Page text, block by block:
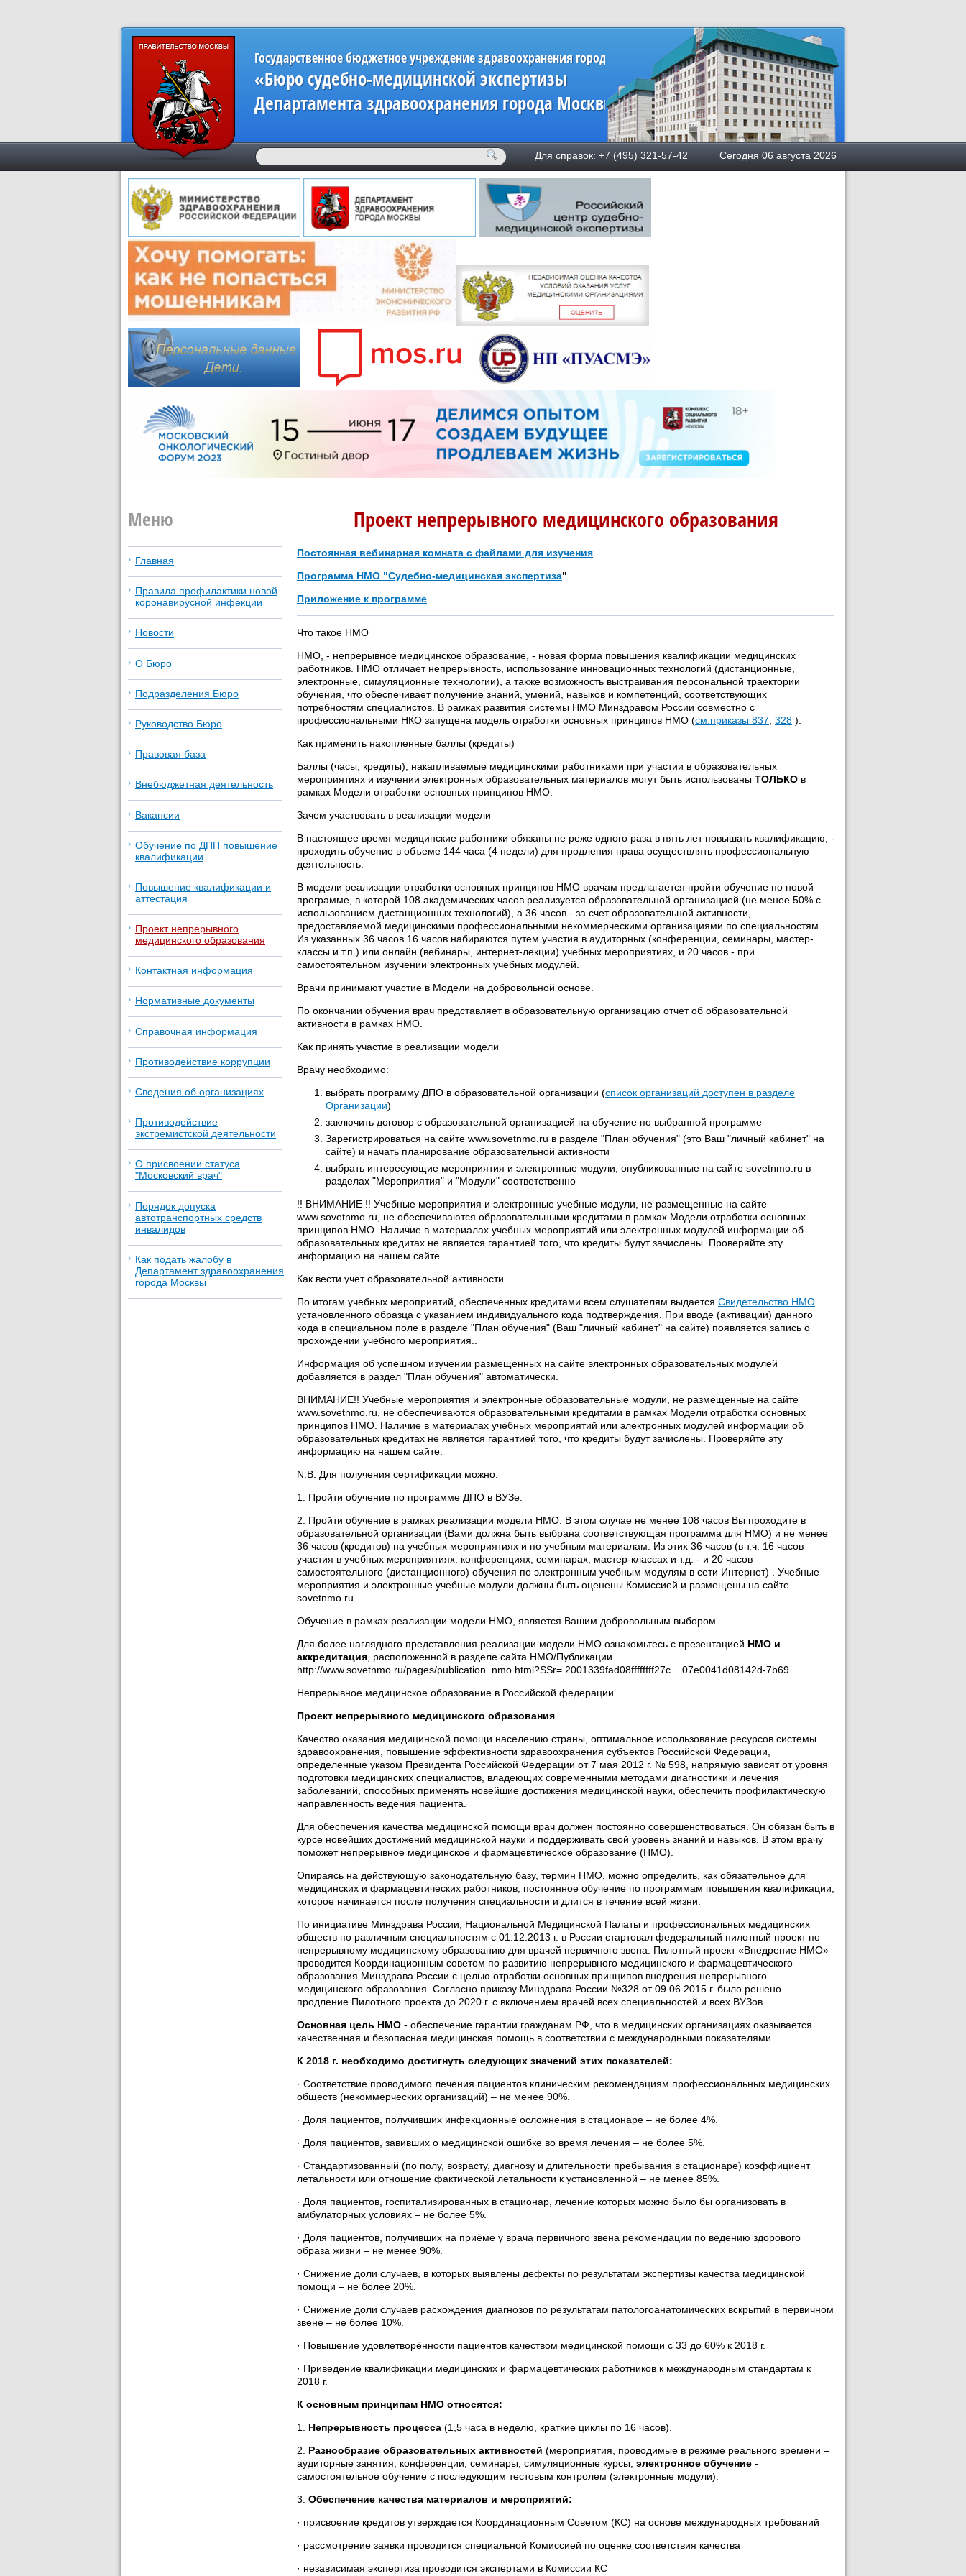
Государственное бюджетное учреждение здравоохранения города Москвы
«Бюро судебно-медицинской экспертизы
Департамента здравоохранения города Москвы»
Для справок: +7 (495) 321-57-42 Сегодня 06 августа 2026
Проект непрерывного медицинского образования
Постоянная вебинарная комната с файлами для изучения
Программа НМО "Судебно-медицинская экспертиза"
Приложение к программе
Что такое НМО
НМО, - непрерывное медицинское образование, - новая форма повышения квалификации медицинских
работников. НМО отличает непрерывность, использование инновационных технологий (дистанционные,
электронные, симуляционные технологии), а также возможность выстраивания персональной траектории
обучения, что обеспечивает получение знаний, умений, навыков и компетенций, соответствующих
потребностям специалистов. В рамках развития системы НМО Минздравом России совместно с
профессиональными НКО запущена модель отработки основных принципов НМО (см.приказы 837 328 ).
Как применить накопленные баллы (кредиты)
Баллы (часы, кредиты), накапливаемые медицинскими работниками при участии в образовательных
мероприятиях и изучении электронных образовательных материалов могут быть использованы ТОЛЬКО в
рамках Модели отработки основных принципов НМО.
Зачем участвовать в реализации модели
В настоящее время медицинские работники обязаны не реже одного раза в пять лет повышать квалификацию, -
проходить обучение в объеме 144 часа (4 недели) для продления права осуществлять профессиональную
деятельность.
В модели реализации отработки основных принципов НМО врачам предлагается пройти обучение по новой
программе, в которой 108 академических часов реализуется образовательной организацией (не менее 50% с
использованием дистанционных технологий), а 36 часов - за счет образовательной активности,
предоставляемой медицинскими профессиональными некоммерческими организациями по специальностям.
Из указанных 36 часов 16 часов набираются путем участия в аудиторных (конференции, семинары, мастер-
классы и т.п.) или онлайн (вебинары, интернет-лекции) учебных мероприятиях, и 20 часов - при
самостоятельном изучении электронных учебных модулей.
Врачи принимают участие в Модели на добровольной основе.
По окончании обучения врач представляет в образовательную организацию отчет об образовательной
активности в рамках НМО.
Как принять участие в реализации модели
Врачу необходимо:
выбрать программу ДПО в образовательной организации (список организаций доступен в разделе
Организации)
заключить договор с образовательной организацией на обучение по выбранной программе
Зарегистрироваться на сайте www.sovetnmo.ru в разделе "План обучения" (это Ваш "личный кабинет" на
сайте) и начать планирование образовательной активности
выбрать интересующие мероприятия и электронные модули, опубликованные на сайте sovetnmo.ru в
разделах "Мероприятия" и "Модули" соответственно
!! ВНИМАНИЕ !! Учебные мероприятия и электронные учебные модули, не размещенные на сайте
www.sovetnmo.ru, не обеспечиваются образовательными кредитами в рамках Модели отработки основных
принципов НМО. Наличие в материалах учебных мероприятий или электронных модулей информации об
образовательных кредитах не является гарантией того, что кредиты будут зачислены. Проверяйте эту
информацию на нашем сайте.
Как вести учет образовательной активности
По итогам учебных мероприятий, обеспеченных кредитами всем слушателям выдается Свидетельство НМО
установленного образца с указанием индивидуального кода подтверждения. При вводе (активации) данного
кода в специальном поле в разделе "План обучения" (Ваш "личный кабинет" на сайте) появляется запись о
прохождении учебного мероприятия..
Информация об успешном изучении размещенных на сайте электронных образовательных модулей
добавляется в раздел "План обучения" автоматически.
ВНИМАНИЕ!! Учебные мероприятия и электронные образовательные модули, не размещенные на сайте
www.sovetnmo.ru, не обеспечиваются образовательными кредитами в рамках Модели отработки основных
принципов НМО. Наличие в материалах учебных мероприятий или электронных модулей информации об
образовательных кредитах не является гарантией того, что кредиты будут зачислены. Проверяйте эту
информацию на нашем сайте.
N.B. Для получения сертификации можно:
1. Пройти обучение по программе ДПО в ВУЗе.
2. Пройти обучение в рамках реализации модели НМО. В этом случае не менее 108 часов Вы проходите в
образовательной организации (Вами должна быть выбрана соответствующая программа для НМО) и не менее
36 часов (кредитов) на учебных мероприятиях и по учебным материалам. Из этих 36 часов (в т.ч. 16 часов
участия в учебных мероприятиях: конференциях, семинарах, мастер-классах и т.д. - и 20 часов
самостоятельного (дистанционного) обучения по электронным учебным модулям в сети Интернет) . Учебные
мероприятия и электронные учебные модули должны быть оценены Комиссией и размещены на сайте
sovetnmo.ru.
Обучение в рамках реализации модели НМО, является Вашим добровольным выбором.
Для более наглядного представления реализации модели НМО ознакомьтесь с презентацией НМО и
аккредитация , расположенной в разделе сайта НМО/Публикации
http://www.sovetnmo.ru/pages/publication_nmo.html?SSr= 2001339fad08ffffffff27c__07e0041d08142d-7b69
Непрерывное медицинское образование в Российской федерации
Проект непрерывного медицинского образования
Качество оказания медицинской помощи населению страны, оптимальное использование ресурсов системы
здравоохранения, повышение эффективности здравоохранения субъектов Российской Федерации,
определенные указом Президента Российской Федерации от 7 мая 2012 г. № 598, напрямую зависят от уровня
подготовки медицинских специалистов, владеющих современными методами диагностики и лечения
заболеваний, способных применять новейшие достижения медицинской науки, обеспечить профилактическую
направленность ведения пациента.
Для обеспечения качества медицинской помощи врач должен постоянно совершенствоваться. Он обязан быть в
курсе новейших достижений медицинской науки и поддерживать свой уровень знаний и навыков. В этом врачу
поможет непрерывное медицинское и фармацевтическое образование (НМО).
Опираясь на действующую законодательную базу, термин НМО, можно определить, как обязательное для
медицинских и фармацевтических работников, постоянное обучение по программам повышения квалификации,
которое начинается после получения специальности и длится в течение всей жизни.
По инициативе Минздрава России, Национальной Медицинской Палаты и профессиональных медицинских
обществ по различным специальностям с 01.12.2013 г. в России стартовал федеральный пилотный проект по
непрерывному медицинскому образованию для врачей первичного звена. Пилотный проект «Внедрение НМО»
проводится Координационным советом по развитию непрерывного медицинского и фармацевтического
образования Минздрава России с целью отработки основных принципов внедрения непрерывного
медицинского образования. Согласно приказу Минздрава России №328 от 09.06.2015 г. было решено
продление Пилотного проекта до 2020 г. с включением врачей всех специальностей и всех ВУЗов.
Основная цель НМО - обеспечение гарантии гражданам РФ, что в медицинских организациях оказывается
качественная и безопасная медицинская помощь в соответствии с международными показателями.
К 2018 г. необходимо достигнуть следующих значений этих показателей:
· Соответствие проводимого лечения пациентов клиническим рекомендациям профессиональных медицинских
обществ (некоммерческих организаций) – не менее 90%.
· Доля пациентов, получивших инфекционные осложнения в стационаре – не более 4%.
· Доля пациентов, завивших о медицинской ошибке во время лечения – не более 5%.
· Стандартизованный (по полу, возрасту, диагнозу и длительности пребывания в стационаре) коэффициент
летальности или отношение фактической летальности к установленной – не менее 85%.
· Доля пациентов, госпитализированных в стационар, лечение которых можно было бы организовать в
амбулаторных условиях – не более 5%.
· Доля пациентов, получивших на приёме у врача первичного звена рекомендации по ведению здорового
образа жизни – не менее 90%.
· Снижение доли случаев, в которых выявлены дефекты по результатам экспертизы качества медицинской
помощи – не более 20%.
· Снижение доли случаев расхождения диагнозов по результатам патологоанатомических вскрытий в первичном
звене – не более 10%.
· Повышение удовлетворённости пациентов качеством медицинской помощи с 33 до 60% к 2018 г.
· Приведение квалификации медицинских и фармацевтических работников к международным стандартам к
2018 г.
К основным принципам НМО относятся:
1. Непрерывность процесса (1,5 часа в неделю, краткие циклы по 16 часов).
2. Разнообразие образовательных активностей (мероприятия, проводимые в режиме реального времени –
аудиторные занятия, конференции, семинары, симуляционные курсы; электронное обучение -
самостоятельное обучение с последующим тестовым контролем (электронные модули).
3. Обеспечение качества материалов и мероприятий:
· присвоение кредитов утверждается Координационным Советом (КС) на основе международных требований
· рассмотрение заявки проводится специальной Комиссией по оценке соответствия качества
· независимая экспертиза проводится экспертами в Комиссии КС
Меню
Главная
Правила профилактики новой
коронавирусной инфекции
Новости
О Бюро
Подразделения Бюро
Руководство Бюро
Правовая база
Внебюджетная деятельность
Вакансии
Обучение по ДПП повышение
квалификации
Повышение квалификации и
аттестация
Проект непрерывного
медицинского образования
Контактная информация
Нормативные документы
Справочная информация
Противодействие коррупции
Сведения об организациях
Противодействие
экстремистской деятельности
О присвоении статуса
"Московский врач"
Порядок допуска
автотранспортных средств
инвалидов
Как подать жалобу в
Департамент здравоохранения
города Москвы